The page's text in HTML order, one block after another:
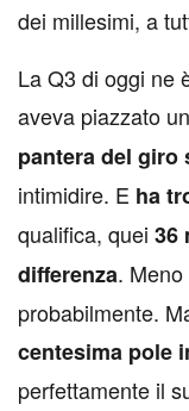
dei millesimi, a
La Q3 di oggi ne
aveva piazzato
pantera del giro
intimidire. E ha
qualifica, quei 36
differenza.
probabilmente.
centesima pole
perfettamente il